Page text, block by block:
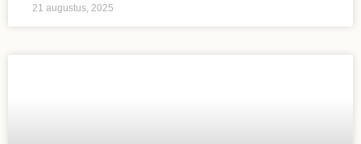
21 augustus, 2025